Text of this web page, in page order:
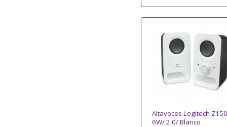
Altavoces Logitech
6W/ 2.0/ Blanco